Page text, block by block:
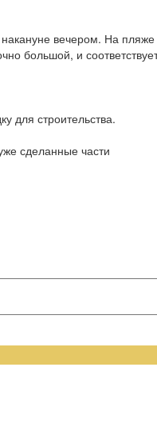
вечером. На
большой, и
для строительства.
сделанные части